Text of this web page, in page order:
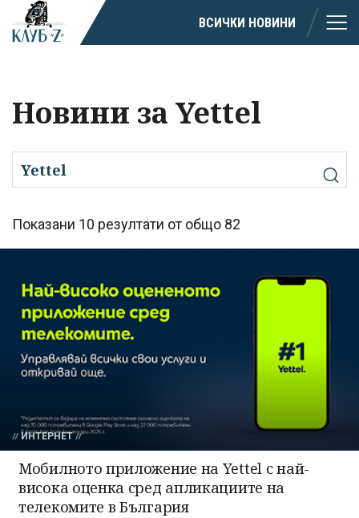
ВСИЧКИ НОВИНИ
Новини за Yettel
Показани 10 резултати от общо 82
ИНТЕРНЕТ
Мобилното приложение на Yettel с най-
висока оценка сред апликациите на
телекомите в България